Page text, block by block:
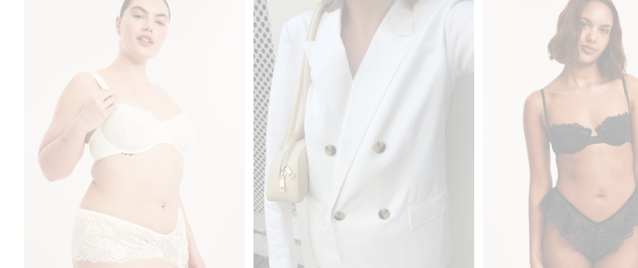
Biodrówki z koronki, Dodaj do listy ulubione Dwurzędowa marynarka z mieszanki